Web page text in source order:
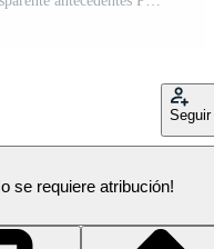
Seguir
se requiere atribución!